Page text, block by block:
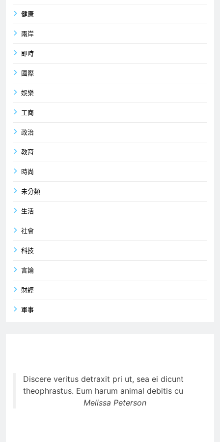
健康
兩岸
即時
國際
娛樂
工商
政治
教育
時尚
未分類
生活
社會
科技
言論
財經
軍事
Discere veritus detraxit pri ut, sea ei dicunt
theophrastus. Eum harum animal debitis cu
Melissa Peterson